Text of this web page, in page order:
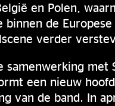
en Polen,
binnen de Europese
verder
samenwerking met
een nieuw
van de band. In